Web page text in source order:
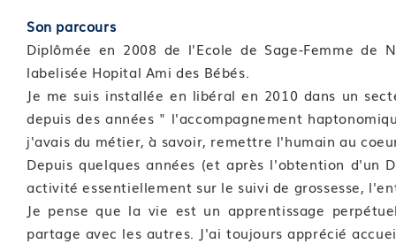
Module 18 : La variole du singe
Module 19 : Synthèse et évaluation de fin de bloc
Bloc de compétences 3 : S’inscrire dans une
Format et durée : Classe virtuelle de 4 heures
Compétence 07 : La prévention primaire des IST
Module 20 : Information de la patiente au cours de
Module 21 : Prévention des comportements sexuels
Module 22 : La vaccination
Son parcours
Diplômée en 2008 de l'Ecole de Sage-Femme
labelisée Hopital Ami des Bébés.
Je me suis installée en libéral en 2010 dans un
depuis des années " l'accompagnement
j'avais du métier, à savoir, remettre l'humain au
Depuis quelques années (et après l'obtention d'un
activité essentiellement sur le suivi de grossesse,
Je pense que la vie est un apprentissage
partage avec les autres. J'ai toujours apprécié